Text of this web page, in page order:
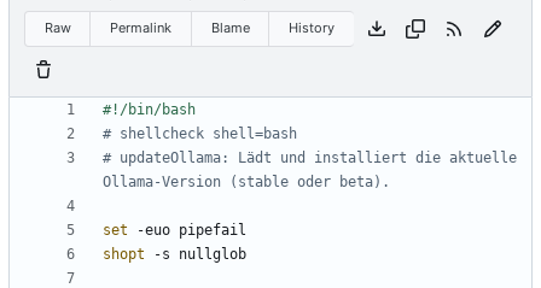
Raw Permalink Blame History
# shellcheck shell=bash
# updateOllama: Lädt und installiert die aktuelle
Ollama-Version (stable oder beta).
set
shopt